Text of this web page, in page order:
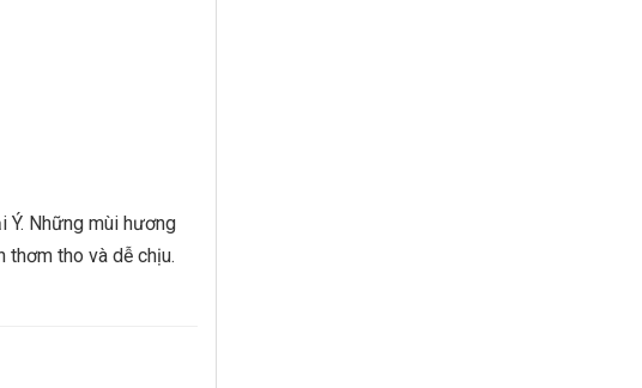
Những mùi hương
tho và dễ chịu.